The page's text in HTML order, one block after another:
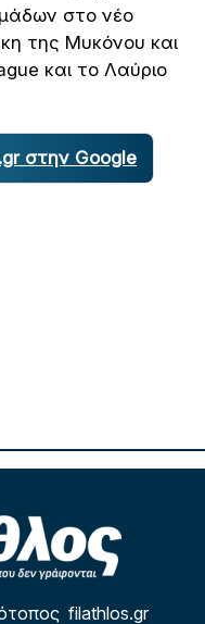
στο νέο
της Μυκόνου και
και το Λαύριο
στην Google
filathlos.gr